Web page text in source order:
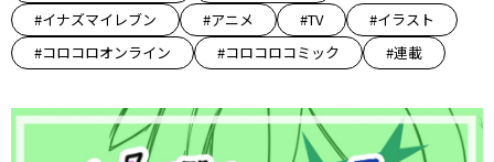
#イナズマイレブン
#アニメ #TV
#イラスト
#コロコロオンライン
#コロコロコミック #連載